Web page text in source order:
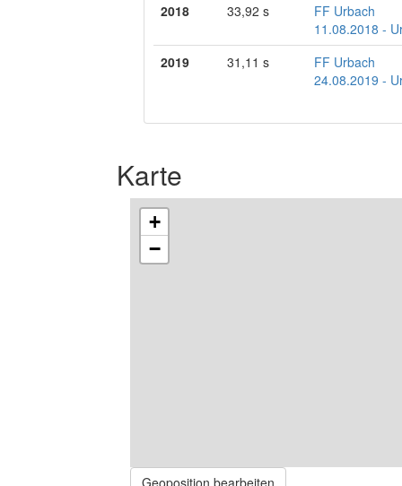
2018 33,92 s
FF Urbach
11.08.2018 -
2019
31,11 s
FF Urbach
24.08.2019 -
Karte
+
−
Geoposition bearbeiten